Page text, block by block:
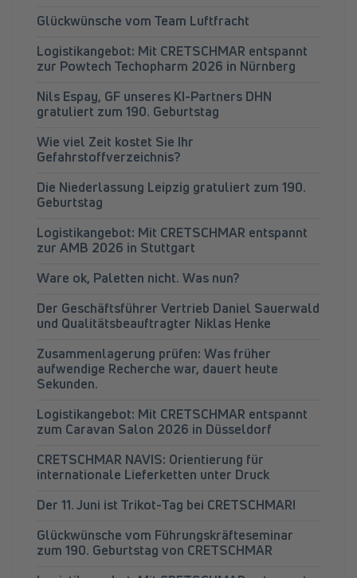
Glückwünsche vom Team Luftfracht
Logistikangebot: Mit CRETSCHMAR entspannt
zur Powtech Techopharm 2026 in Nürnberg
Nils Espay, GF unseres KI-Partners DHN
gratuliert zum 190. Geburtstag
Wie viel Zeit kostet Sie Ihr
Gefahrstoffverzeichnis?
Die Niederlassung Leipzig gratuliert zum 190.
Geburtstag
Logistikangebot: Mit CRETSCHMAR entspannt
zur AMB 2026 in Stuttgart
Ware ok, Paletten nicht. Was nun?
Der Geschäftsführer Vertrieb Daniel Sauerwald
und Qualitätsbeauftragter Niklas Henke
Zusammenlagerung prüfen: Was früher
aufwendige Recherche war, dauert heute
Sekunden.
Logistikangebot: Mit CRETSCHMAR entspannt
zum Caravan Salon 2026 in Düsseldorf
CRETSCHMAR NAVIS: Orientierung für
internationale Lieferketten unter Druck
Der 11. Juni ist Trikot-Tag bei CRETSCHMAR!
Glückwünsche vom Führungskräfteseminar
zum 190. Geburtstag von CRETSCHMAR